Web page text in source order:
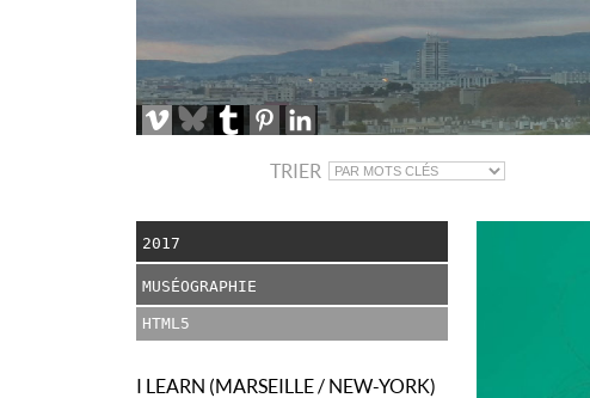
TRIER
2017
MUSÉOGRAPHIE
HTML5
I LEARN (MARSEILLE / NEW-YORK)